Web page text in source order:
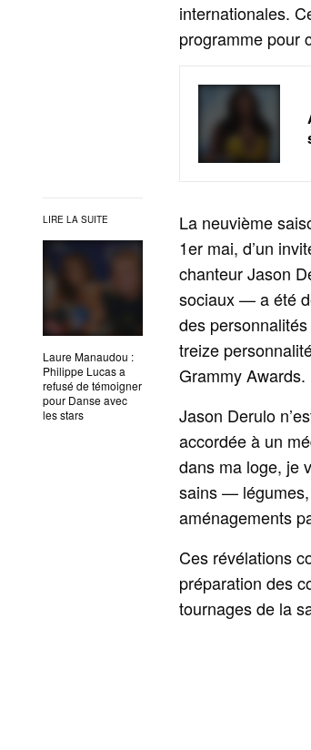
LIRE LA SUITE
Laure Manaudou :
Philippe Lucas a
refusé de témoigner
pour Danse avec
les stars
internationales.
programme pour
La neuvième
1er mai, d’un
chanteur Jason
sociaux — a été
des
treize
Grammy Awards.
Jason Derulo
accordée à un
dans ma loge, je
sains — légumes,
aménagements
Ces révélations
préparation des
tournages de la